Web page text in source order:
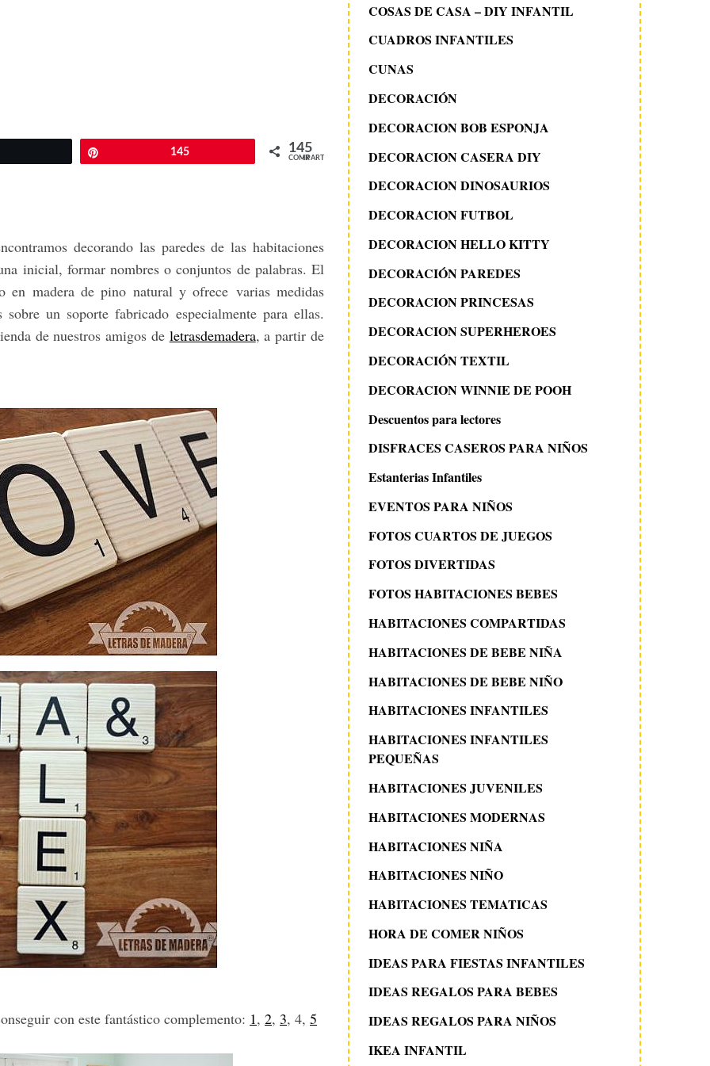
145 145
COMPARTIR
decorando las paredes de las habitaciones
inicial, formar nombres o conjuntos de palabras. El
en madera de pino natural y ofrece varias medidas
un soporte fabricado especialmente para ellas.
de nuestros amigos de letrasdemadera, a partir de
con este fantástico complemento: 1, 2, 3, 4, 5
COSAS DE CASA – DIY INFANTIL
CUADROS INFANTILES
CUNAS
DECORACIÓN
DECORACION BOB ESPONJA
DECORACION CASERA DIY
DECORACION DINOSAURIOS
DECORACION FUTBOL
DECORACION HELLO KITTY
DECORACIÓN PAREDES
DECORACION PRINCESAS
DECORACION SUPERHEROES
DECORACIÓN TEXTIL
DECORACION WINNIE DE POOH
Descuentos para lectores
DISFRACES CASEROS PARA NIÑOS
Estanterias Infantiles
EVENTOS PARA NIÑOS
FOTOS CUARTOS DE JUEGOS
FOTOS DIVERTIDAS
FOTOS HABITACIONES BEBES
HABITACIONES COMPARTIDAS
HABITACIONES DE BEBE NIÑA
HABITACIONES DE BEBE NIÑO
HABITACIONES INFANTILES
HABITACIONES INFANTILES
PEQUEÑAS
HABITACIONES JUVENILES
HABITACIONES MODERNAS
HABITACIONES NIÑA
HABITACIONES NIÑO
HABITACIONES TEMATICAS
HORA DE COMER NIÑOS
IDEAS PARA FIESTAS INFANTILES
IDEAS REGALOS PARA BEBES
IDEAS REGALOS PARA NIÑOS
IKEA INFANTIL